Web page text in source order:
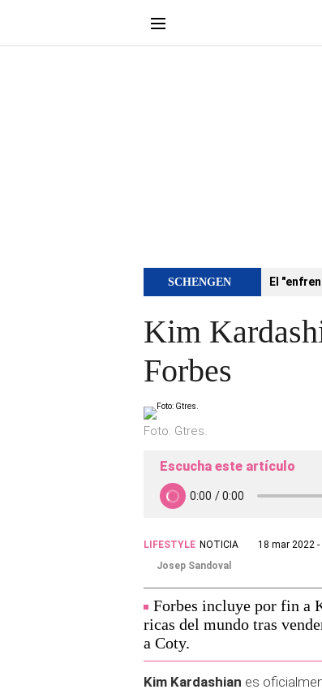
SCHENGEN El
Kim
Forbes
Foto: Gtres.
Escucha este artículo
LIFESTYLE NOTICIA
18 mar 2022 -
Josep Sandoval
Forbes incluye por fin a
ricas del mundo tras
a Coty.
Kim Kardashian es